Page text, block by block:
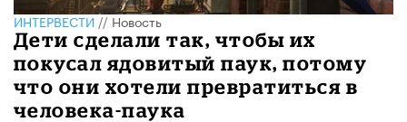
ИНТЕРВЕСТИ//Новость
Дети сделали так, чтобы их
покусал ядовитый паук, потому
что они хотели превратиться в
человека-паука